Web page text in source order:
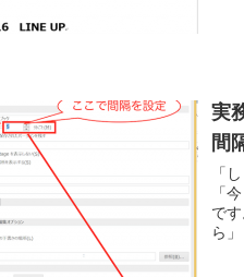
実
間
「
「
で
ら